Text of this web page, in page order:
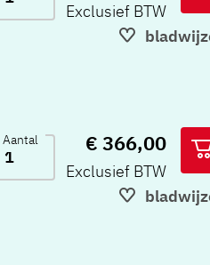
Exclusief BTW
Aantal € 366,00
Exclusief BTW